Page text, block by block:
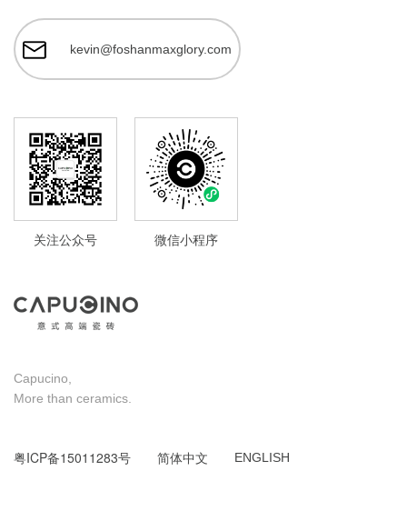
kevin@foshanmaxglory.com
关注公众号 微信小程序
Capucino,
More than ceramics.
粤ICP备15011283号 简体中文 ENGLISH